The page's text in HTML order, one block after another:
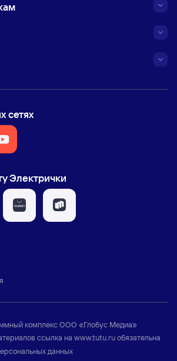
сетях
Электрички
комплексООО «Глобус Медиа»
ссылка на www.tutu.ruобязательна
данных